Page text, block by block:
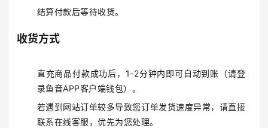
结算付款后等待收货。
收货方式
直充商品付款成功后，1-2分钟内即可自动到账（请登
录鱼音APP客户端钱包）。
若遇到网站订单较多导致您订单发货速度异常，请直接
联系在线客服，优先为您处理。